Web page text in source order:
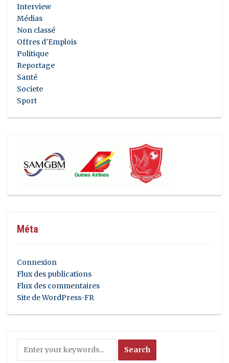
Interview
Médias
Non classé
Offres d'Emplois
Politique
Reportage
Santé
Societe
Sport
Méta
Connexion
Flux des publications
Flux des commentaires
Site de WordPress-FR